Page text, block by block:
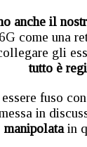
anche il
come una
gli
tutto è
fuso
in
manipolata in